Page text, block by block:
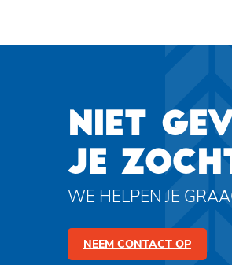
NIET
JE
WE HELPEN JE
NEEM CONTACT OP